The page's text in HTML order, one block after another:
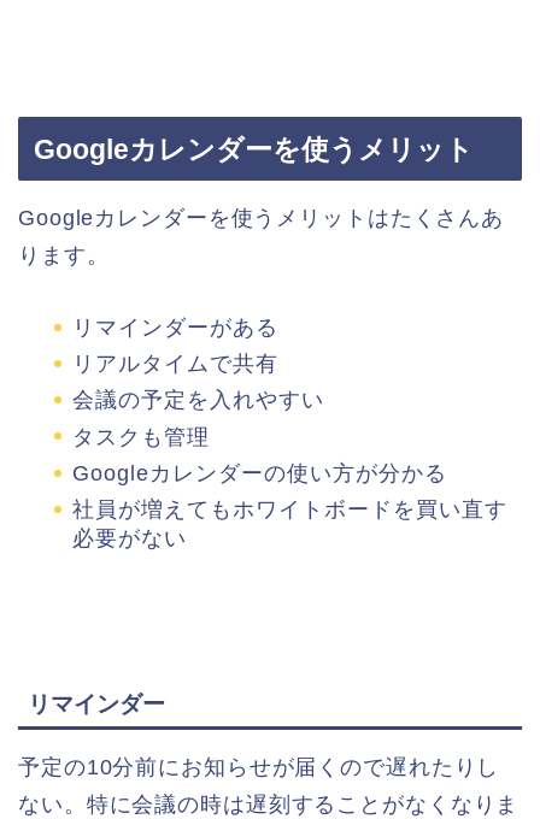
Googleカレンダーを使うメリット
Googleカレンダーを使うメリットはたくさんあ
ります。
リマインダーがある
リアルタイムで共有
会議の予定を入れやすい
タスクも管理
Googleカレンダーの使い方が分かる
社員が増えてもホワイトボードを買い直す
必要がない
リマインダー
予定の10分前にお知らせが届くので遅れたりし
ない。特に会議の時は遅刻することがなくなりま